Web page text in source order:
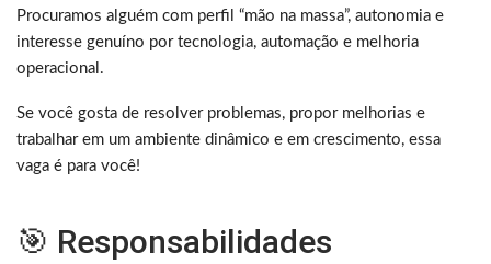
Procuramos alguém com perfil “mão na massa”, autonomia e
interesse genuíno por tecnologia, automação e melhoria
operacional.
Se você gosta de resolver problemas, propor melhorias e
trabalhar em um ambiente dinâmico e em crescimento, essa
vaga é para você!
🎯 Responsabilidades